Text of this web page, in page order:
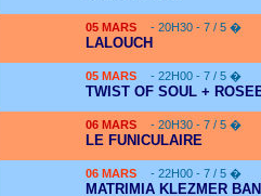
05 MARS - 20H30 - 7 / 5 �
LALOUCH
05 MARS - 22H00 - 7 / 5 �
TWIST OF SOUL +
06 MARS - 20H30 - 7 / 5 �
LE FUNICULAIRE
06 MARS - 22H00 - 7 / 5 �
MATRIMIA KLEZMER